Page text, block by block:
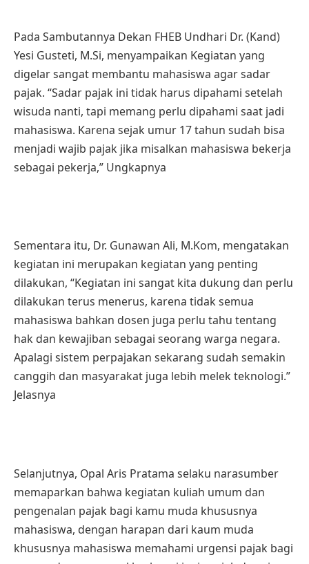
Pada Sambutannya Dekan FHEB Undhari Dr. (Kand)
Yesi Gusteti, M.Si, menyampaikan Kegiatan yang
digelar sangat membantu mahasiswa agar sadar
pajak. “Sadar pajak ini tidak harus dipahami setelah
wisuda nanti, tapi memang perlu dipahami saat jadi
mahasiswa. Karena sejak umur 17 tahun sudah bisa
menjadi wajib pajak jika misalkan mahasiswa bekerja
sebagai pekerja,” Ungkapnya
Sementara itu, Dr. Gunawan Ali, M.Kom, mengatakan
kegiatan ini merupakan kegiatan yang penting
dilakukan, “Kegiatan ini sangat kita dukung dan perlu
dilakukan terus menerus, karena tidak semua
mahasiswa bahkan dosen juga perlu tahu tentang
hak dan kewajiban sebagai seorang warga negara.
Apalagi sistem perpajakan sekarang sudah semakin
canggih dan masyarakat juga lebih melek teknologi.”
Jelasnya
Selanjutnya, Opal Aris Pratama selaku narasumber
memaparkan bahwa kegiatan kuliah umum dan
pengenalan pajak bagi kamu muda khususnya
mahasiswa, dengan harapan dari kaum muda
khususnya mahasiswa memahami urgensi pajak bagi